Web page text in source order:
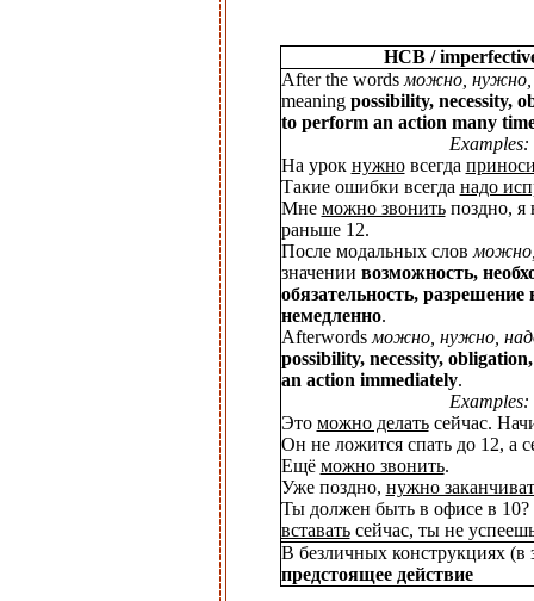
НСВ /
After the words можно, нужно,
meaning possibility, necessity,
to perform an action many
Examples:
На урок нужновсегда
Такие ошибки всегда надо
Мне можно звонитьпоздно, я
раньше 12.
После модальных слов
значении возможность,
обязательность, разрешение
немедленно.
Afterwords можно, нужно,
possibility, necessity,
an action immediately.
Examples:
Это можно делатьсейчас.
Он не ложится спать до 12, а
Ещё можно звонить.
Уже поздно, нужно
Ты должен быть в офисе в 10?
вставатьсейчас, ты не
В безличных конструкциях (в
предстоящее действие